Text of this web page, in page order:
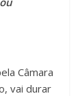
Câmara
vai durar